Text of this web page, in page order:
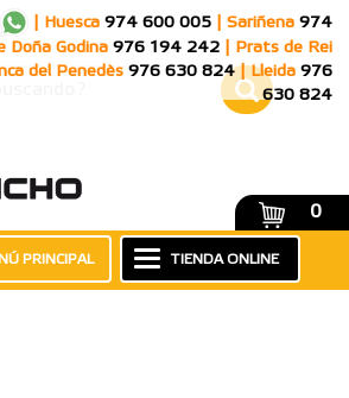
Huesca 974 600 005 Sariñena 974
Doña Godina 976 194 242
Prats de Rei
del Penedès 976 630 824 Lleida 976
630 824
0
TIENDA ONLINE
PRINCIPAL